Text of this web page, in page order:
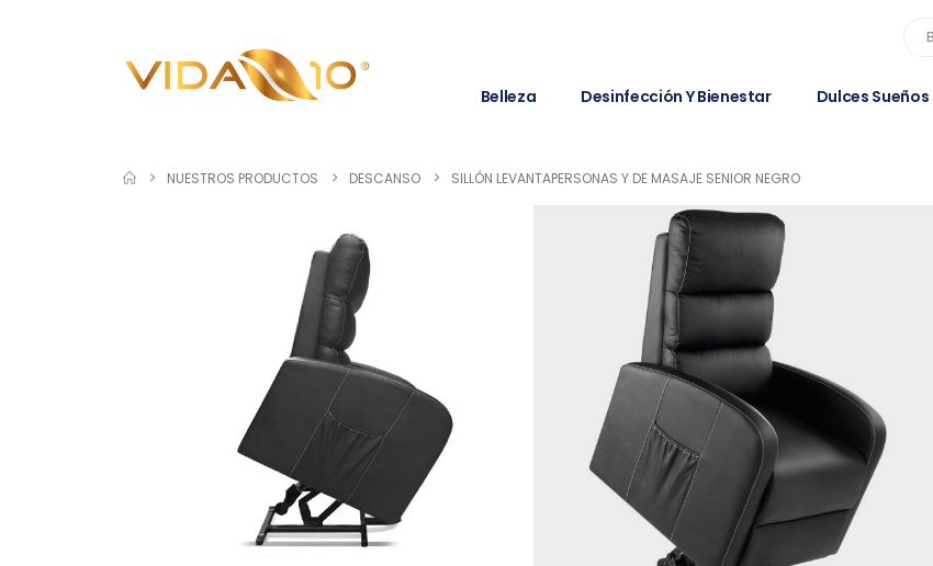
Belleza Desinfección Y Bienestar Dulces Sueños
NUESTROS PRODUCTOS DESCANSO SILLÓN LEVANTAPERSONAS Y DE MASAJE SENIOR NEGRO